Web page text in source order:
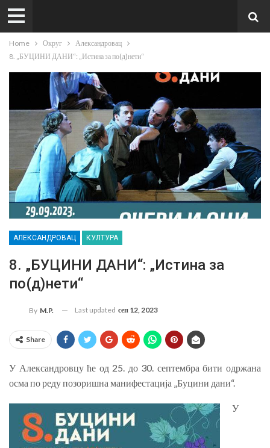
Home Округ
Александровац
8. „БУЦИНИ ДАНИ“: „Истина за по(д)нети“
АЛЕКСАНДРОВАЦ КУЛТУРА
8. „БУЦИНИ ДАНИ“: „Истина за
по(д)нети“
By M.P. Last updated сеп 12, 2023
Share
У Александровцу ће од 25. до 30. септембра бити одржана
осма по реду позоришна манифестација „Буцини дани“.
У